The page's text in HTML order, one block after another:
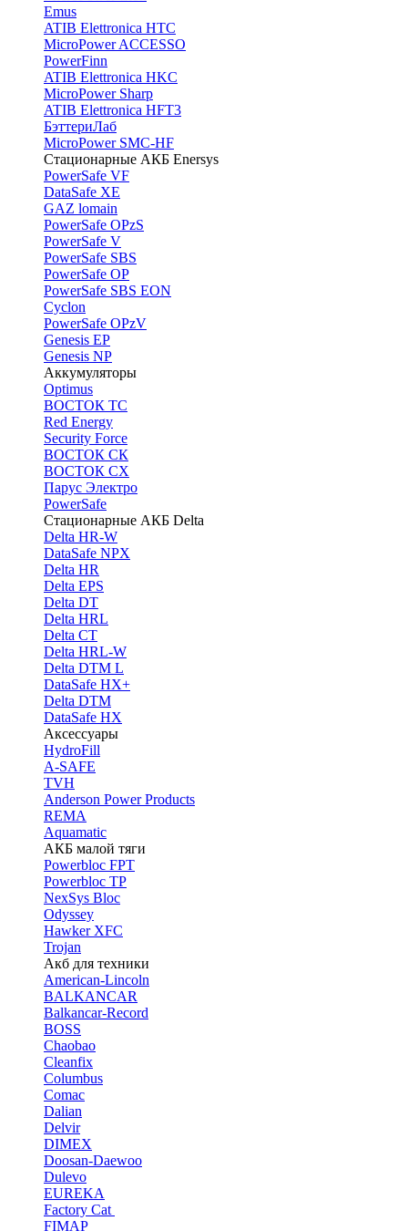
Emus
ATIB Elettronica HTC
MicroPower ACCESSO
PowerFinn
ATIB Elettronica HKC
MicroPower Sharp
ATIB Elettronica HFT3
БэттериЛаб
MicroPower SMC-HF
Стационарные АКБ Enersys
PowerSafe VF
DataSafe XE
GAZ lomain
PowerSafe OPzS
PowerSafe V
PоwerSafe SBS
PowerSafe OP
PоwerSafe SBS EON
Cyclon
PowerSafe OPzV
Genesis EP
Genesis NP
Аккумуляторы
Optimus
ВОСТОК ТС
Red Energy
Security Force
ВОСТОК СК
ВОСТОК СХ
Парус Электро
PowerSafe
Стационарные АКБ Delta
Delta HR-W
DataSafe NPX
Delta HR
Delta EPS
Delta DT
Delta HRL
Delta CT
Delta HRL-W
Delta DTM L
DataSafe HX+
Delta DTM
DataSafe HX
Аксессуары
HydroFill
A-SAFE
TVH
Anderson Power Products
REMA
Aquamatic
АКБ малой тяги
Powerbloc FPT
Powerbloc TP
NexSys Bloc
Odyssey
Hawker XFC
Trojan
Акб для техники
American-Lincoln
BALKANCAR
Balkancar-Record
BOSS
Chaobao
Cleanfix
Columbus
Comac
Dalian
Delvir
DIMEX
Doosan-Daewoo
Dulevo
EUREKA
Factory Cat
FIMAP